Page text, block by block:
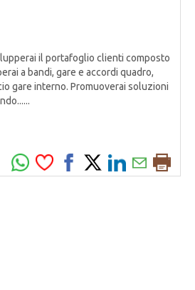
il portafoglio clienti composto
a bandi, gare e accordi quadro,
gare interno. Promuoverai soluzioni